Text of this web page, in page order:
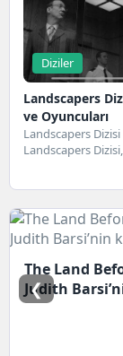
Diziler
Landscapers
ve Oyuncuları
Landscapers
Landscapers Dizisi,
The Land
Judith
❮